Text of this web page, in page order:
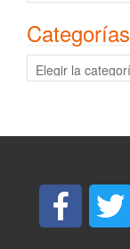
Categorías
Categorías